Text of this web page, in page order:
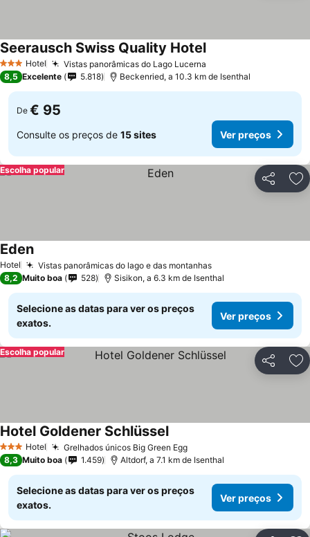
3 EstrelasHotel Vistas panorâmicas do Lago Lucerna
Seerausch Swiss Quality Hotel
8,5 Excelente 5.818 Beckenried, a 10.3 km de Isenthal
De € 95
Consulte os preços de 15 sites Ver preços
Partilhar
Escolha popular
Hotel Vistas panorâmicas do lago e das montanhas
Eden
8,2 Muito boa 528 Sisikon, a 6.3 km de Isenthal
Selecione as datas para ver os preços
exatos.
Ver preços
Partilhar
Escolha popular
3 EstrelasHotel Grelhados únicos Big Green Egg
Hotel Goldener Schlüssel
8,3 Muito boa 1.459 Altdorf, a 7.1 km de Isenthal
Selecione as datas para ver os preços
exatos.
Ver preços